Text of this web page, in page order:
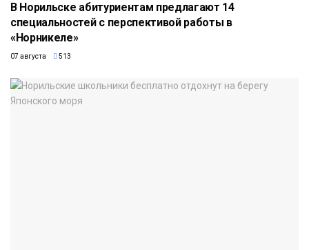
В Норильске абитуриентам предлагают 14
специальностей с перспективой работы в
«Норникеле»
07 августа 513